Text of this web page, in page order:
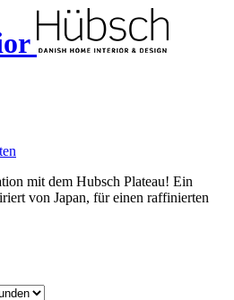
mit dem Hubsch Plateau! Ein
von Japan, für einen raffinierten